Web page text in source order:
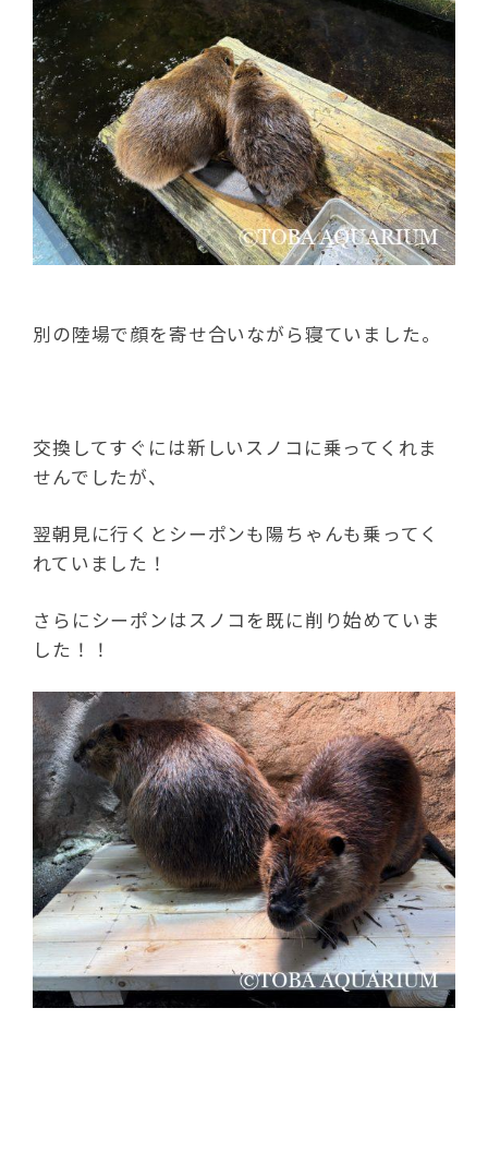
別の陸場で顔を寄せ合いながら寝ていました。
交換してすぐには新しいスノコに乗ってくれま
せんでしたが、
翌朝見に行くとシーポンも陽ちゃんも乗ってく
れていました！
さらにシーポンはスノコを既に削り始めていま
した！！